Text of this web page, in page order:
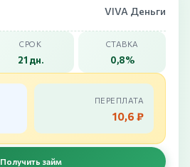
VIVA Деньги
СРОК
21 дн.
СТАВКА
0,8%
ПЕРЕПЛАТА
10,6 ₽
Получить займ